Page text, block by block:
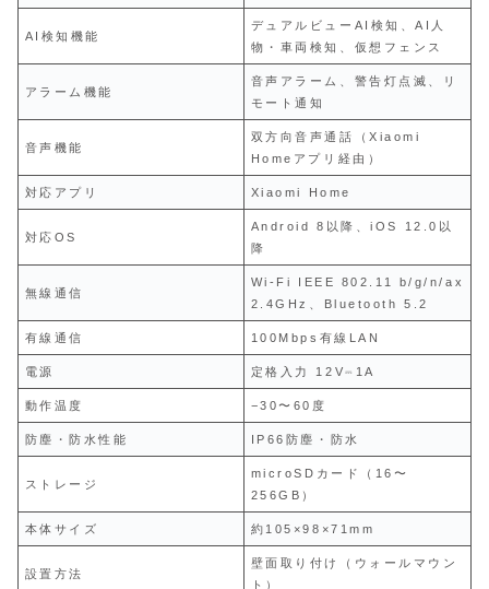
AI検知機能
デュアルビューAI検知、AI人
物・車両検知、仮想フェンス
アラーム機能
音声アラーム、警告灯点滅、リ
モート通知
音声機能
双方向音声通話（Xiaomi
Homeアプリ経由）
対応アプリ Xiaomi Home
対応OS
Android 8以降、iOS 12.0以
降
無線通信
Wi‑Fi IEEE 802.11 b/g/n/ax
2.4GHz、Bluetooth 5.2
有線通信 100Mbps有線LAN
電源 定格入力 12V⎓1A
動作温度 −30〜60度
防塵・防水性能 IP66防塵・防水
ストレージ
microSDカード（16〜
256GB）
本体サイズ 約105×98×71mm
設置方法
壁面取り付け（ウォールマウン
ト）